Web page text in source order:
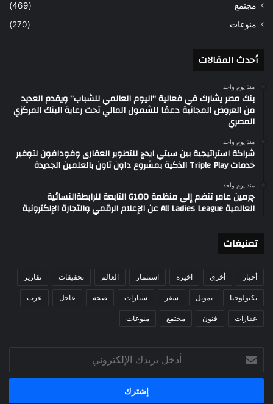
مجتمع
(469)
منوعات
(270)
أحدث المقالات
منذ يوم واحد
بنك مصر يشارك في فعالية “اليوم العالمي للشباب” ويقدم العديد
من العروض المجانية دعمًا للشمول المالي تحت رعاية البنك المركزي
المصري
منذ يوم واحد
شراكة استراتيجية بين سيتي ايدج للتطوير العقارى وفودافون لتوفير
خدمات Triple Play الذكية بمشروع داون تاون بالعلمين الجديدة
منذ يوم واحد
چرمين عامر تنضم إلى منظمة G100 التابعة للرابطةالنسائية
العالمية All Ladies League عن الإعلام الرقمي والتجارة الإلكترونية
تصنيغات
أخبار أخري اخيره استثمار العالم تحقيقات تقارير
تكنولوجيا تمويل سفر سيارات صحة عاجل عرب
عقارات فنون مجتمع منوعات
بريدك
الإلكتروني